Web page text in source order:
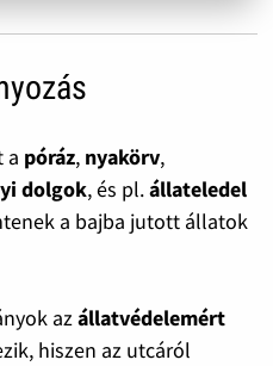
a póráz, nyakörv,
dolgok, és pl.állateledel
a bajba jutott állatok
azállatvédelemért
hiszen az utcáról